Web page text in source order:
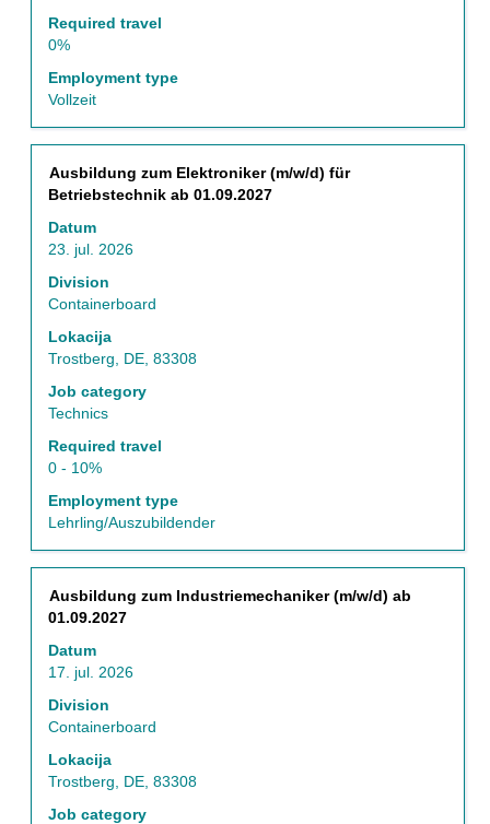
Required travel
0%
Employment type
Vollzeit
Naziv
Ausbildung zum Elektroniker (m/w/d) für
Betriebstechnik ab 01.09.2027
Datum
23. jul. 2026
Division
Containerboard
Lokacija
Trostberg, DE, 83308
Job category
Technics
Required travel
0 - 10%
Employment type
Lehrling/Auszubildender
Izberite
s
da
vidite
celotno
vsebino
o
delovnem
mestu.
Naziv
Ausbildung zum Industriemechaniker (m/w/d) ab
01.09.2027
Datum
17. jul. 2026
Division
Containerboard
Lokacija
Trostberg, DE, 83308
Job category
Izberite
s
da
vidite
celotno
vsebino
o
delovnem
mestu.